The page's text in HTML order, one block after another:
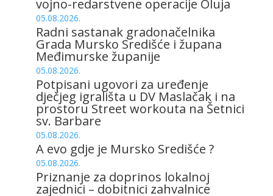
vojno-redarstvene operacije Oluja
05.08.2026.
Radni sastanak gradonačelnika
Grada Mursko Središće i župana
Međimurske županije
05.08.2026.
Potpisani ugovori za uređenje
dječjeg igrališta u DV Maslačak i na
prostoru Street workouta na Šetnici
sv. Barbare
05.08.2026.
A evo gdje je Mursko Središće ?
05.08.2026.
Priznanje za doprinos lokalnoj
zajednici – dobitnici zahvalnice